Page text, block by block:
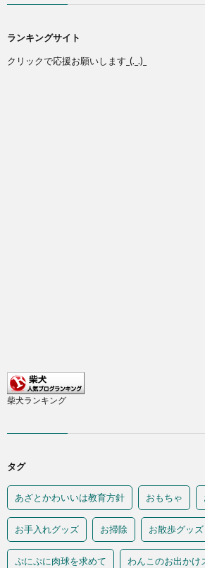
ランキングサイト
クリックで応援お願いします_(._.)_
柴犬ランキング
タグ
あざとかわいいは教育方針 おもちゃ
お手入れグッズ お掃除 お散歩グッズ
ぷにぷに肉球を求めて わんこのお出かけ